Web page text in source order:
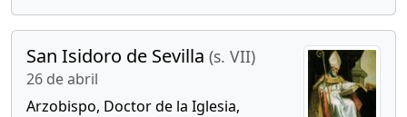
San Isidoro de Sevilla (s. VII)
26 de abril
Arzobispo, Doctor de la Iglesia,